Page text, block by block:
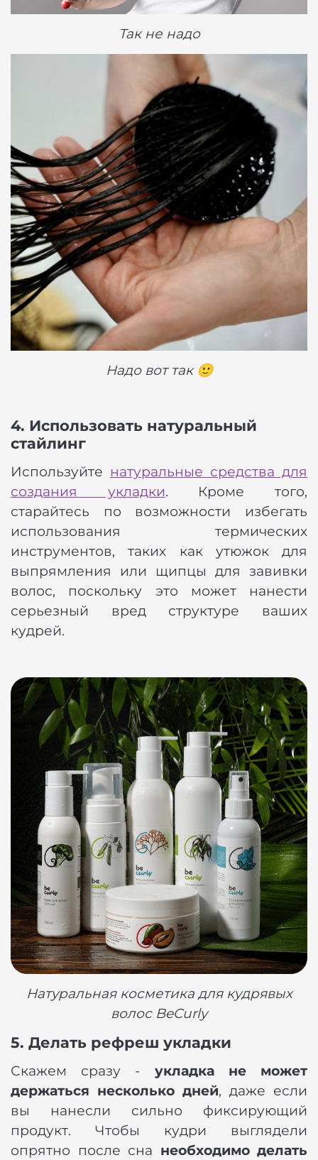
Так не надо
Надо вот так 🙂
4. Использовать натуральный
стайлинг
Используйте натуральные средства для
создания укладки. Кроме того,
старайтесь по возможности избегать
использования термических
инструментов, таких как утюжок для
выпрямления или щипцы для завивки
волос, поскольку это может нанести
серьезный вред структуре ваших
кудрей.
Натуральная косметика для кудрявых
волос BeCurly
5. Делать рефреш укладки
Скажем сразу - укладка не может
держаться несколько дней, даже если
вы нанесли сильно фиксирующий
продукт. Чтобы кудри выглядели
опрятно после сна необходимо делать